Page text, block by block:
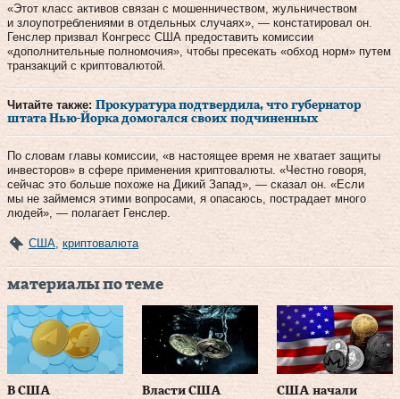
«Этот класс активов связан с мошенничеством, жульничеством
и злоупотреблениями в отдельных случаях», — констатировал он.
Генслер призвал Конгресс США предоставить комиссии
«дополнительные полномочия», чтобы пресекать «обход норм» путем
транзакций с криптовалютой.
Читайте также: Прокуратура подтвердила, что губернатор
штата Нью-Йорка домогался своих подчиненных
По словам главы комиссии, «в настоящее время не хватает защиты
инвесторов» в сфере применения криптовалюты. «Честно говоря,
сейчас это больше похоже на Дикий Запад», — сказал он. «Если
мы не займемся этими вопросами, я опасаюсь, пострадает много
людей», — полагает Генслер.
США криптовалюта
материалы по теме
В США
Власти США
США начали